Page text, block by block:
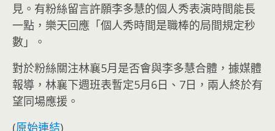
見。有粉絲留言許願李多慧的個人秀表演時間能長
一點，樂天回應「個人秀時間是職棒的局間規定秒
數」。
對於粉絲關注林襄5月是否會與李多慧合體，據媒體
報導，林襄下週班表暫定5月6日、7日，兩人終於有
望同場應援。
(原始連結)